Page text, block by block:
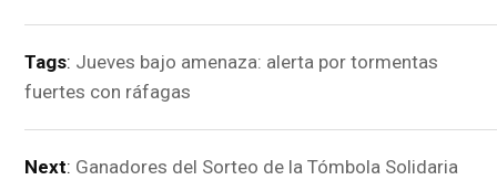
Tags: Jueves bajo amenaza: alerta por tormentas
fuertes con ráfagas
Next: Ganadores del Sorteo de la Tómbola Solidaria